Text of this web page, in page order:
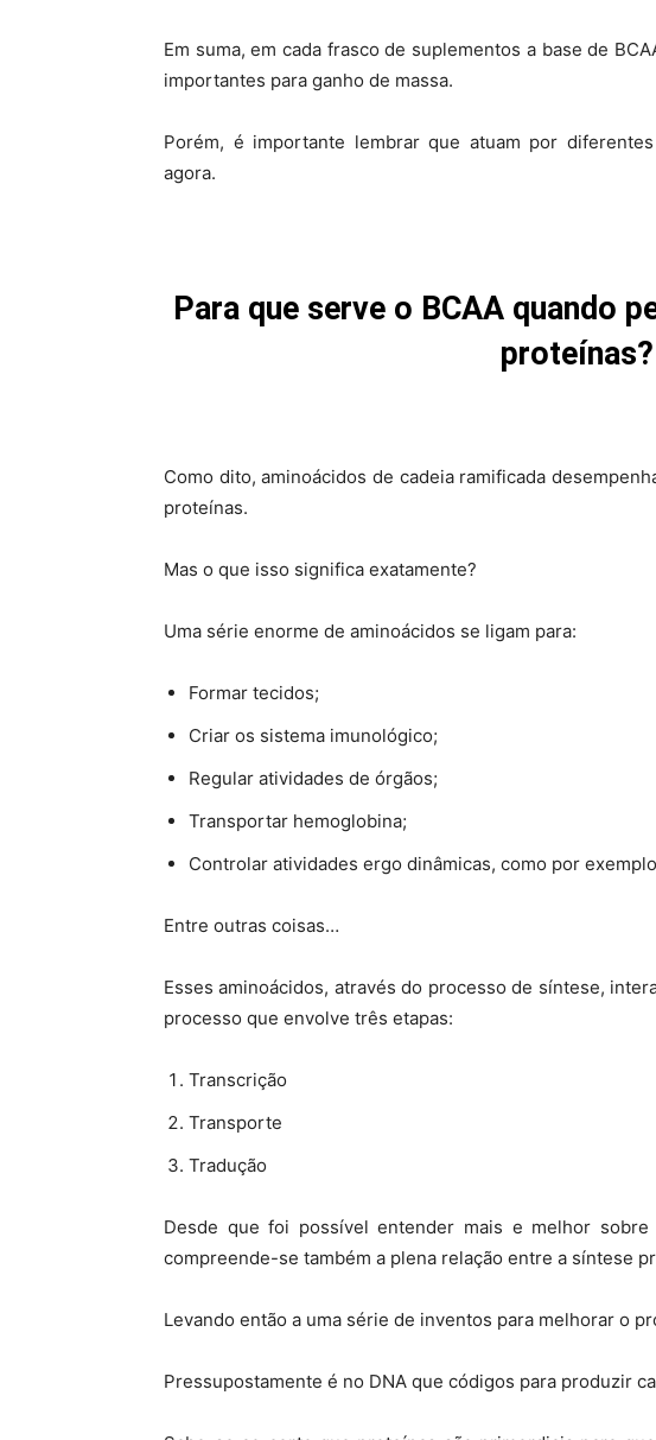
Em suma, em cada frasco de suplementos a base de
importantes para ganho de massa.
Porém, é importante lembrar que atuam por
agora.
Para que serve o BCAA quando
proteínas?
Como dito, aminoácidos de cadeia ramificada
proteínas.
Mas o que isso significa exatamente?
Uma série enorme de aminoácidos se ligam para:
Formar tecidos;
Criar os sistema imunológico;
Regular atividades de órgãos;
Transportar hemoglobina;
Controlar atividades ergo dinâmicas, como por
Entre outras coisas…
Esses aminoácidos, através do processo de síntese,
processo que envolve três etapas:
Transcrição
Transporte
Tradução
Desde que foi possível entender mais e melhor
compreende-se também a plena relação entre a síntese
Levando então a uma série de inventos para melhorar o
Pressupostamente é no DNA que códigos para produzir